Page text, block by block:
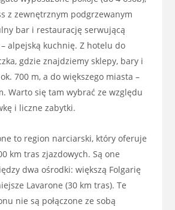
z zewnętrznym podgrzewanym
bar i restaurację serwującą
– alpejską kuchnię. Z hotelu do
gdzie znajdziemy sklepy, bary i
700 m, a do większego miasta –
Warto się tam wybrać ze względu
i liczne zabytki.
to region narciarski, który oferuje
km tras zjazdowych. Są one
dwa ośrodki: większą Folgarię
Lavarone (30 km tras). Te
nie są połączone ze sobą